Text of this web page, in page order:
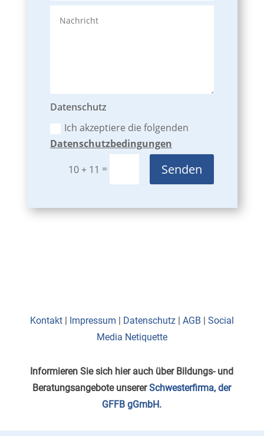
Datenschutz
Ich akzeptiere die folgenden
Datenschutzbedingungen
10 + 11 = Senden
Kontakt| Impressum | Datenschutz| AGB | Social
Media Netiquette
Informieren Sie sich hier auch über Bildungs- und
Beratungsangebote unsererSchwesterfirma, der
GFFB gGmbH.